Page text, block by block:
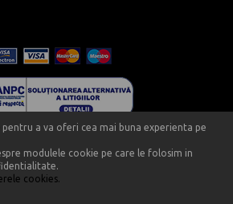
- Push-up - Powered by Push-up.ro
a va oferi cea mai buna experienta pe
modulele cookie pe care le folosim in
cookies.